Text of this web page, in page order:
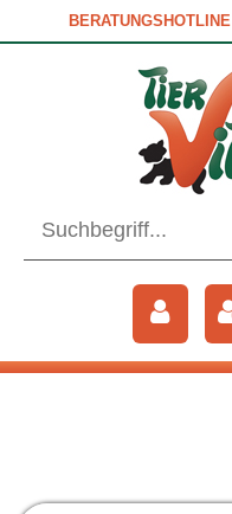
BERATUNGSHOTLINE